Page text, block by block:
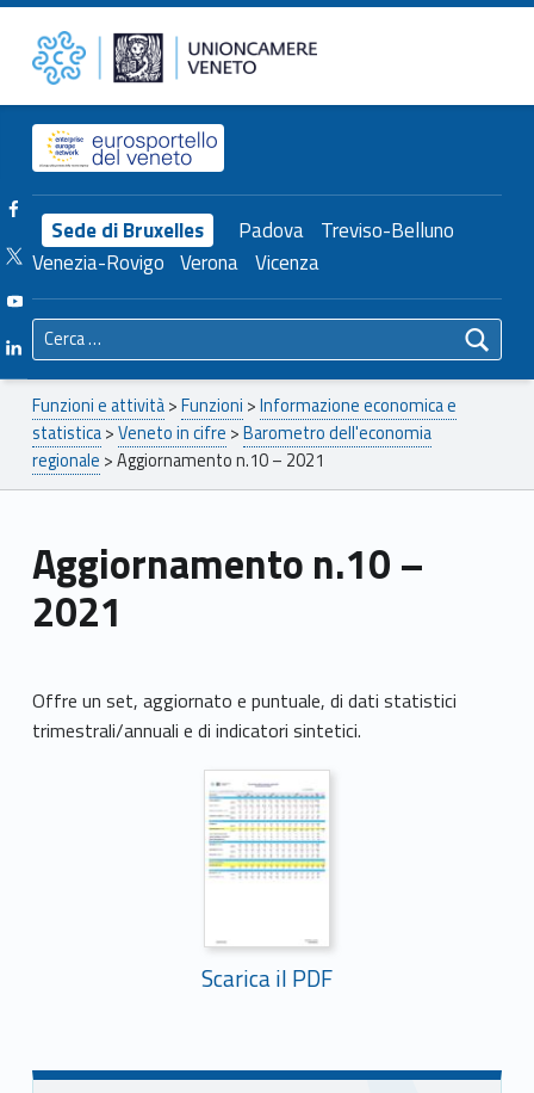
Aggiornamento n.10 – 2021 – Unioncamere del Veneto Unioncamere del Veneto
Header info sidebar
Sede di Bruxelles Padova Treviso-Belluno
Venezia-Rovigo Verona Vicenza
Facebook Unioncamere Veneto
Twitter Unioncamere Veneto
Youtube Unioncamere Veneto
Linkedin Unioncamere Veneto
Ricerca per:
Breadcrumbs navigation
Funzioni e attività>Funzioni >Informazione economica e
statistica>Veneto in cifre >Barometro dell'economia
regionale >Aggiornamento n.10 – 2021
Aggiornamento n.10 –
2021
Offre un set, aggiornato e puntuale, di dati statistici
trimestrali/annuali e di indicatori sintetici.
Scarica il PDF